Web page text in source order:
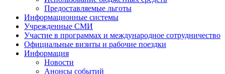
Предоставляемые льготы
Информационные системы
Учрежденные СМИ
Участие в программах и международное сотрудничество
Официальные визиты и рабочие поездки
Информация
Новости
Анонсы событий